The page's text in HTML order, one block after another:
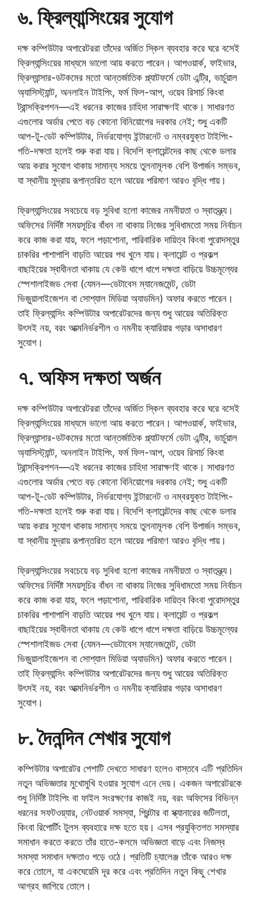
৬. ফ্রিল্যান্সিংয়ের সুযোগ
দক্ষ কম্পিউটার অপারেটররা তাঁদের অর্জিত স্কিল ব্যবহার করে ঘরে বসেই
ফ্রিল্যান্সিংয়ের মাধ্যমে ভালো আয় করতে পারেন। আপওয়ার্ক, ফাইভার,
ফ্রিল্যান্সার-ডটকমের মতো আন্তর্জাতিক প্ল্যাটফর্মে ডেটা এন্ট্রি, ভার্চুয়াল
অ্যাসিস্ট্যান্ট, অনলাইন টাইপিং, ফর্ম ফিল-আপ, ওয়েব রিসার্চ কিংবা
ট্রান্সক্রিপশন—এই ধরনের কাজের চাহিদা সারাক্ষণই থাকে। সাধারণত
এগুলোর অর্ডার পেতে বড় কোনো বিনিয়োগের দরকার নেই; শুধু একটি
আপ-টু-ডেট কম্পিউটার, নির্ভরযোগ্য ইন্টারনেট ও নম্বরযুক্ত টাইপিং-
গতি-দক্ষতা হলেই শুরু করা যায়। বিদেশি ক্লায়েন্টদের কাছ থেকে ডলার
আয় করার সুযোগ থাকায় সামান্য সময়ে তুলনামূলক বেশি উপার্জন সম্ভব,
যা স্থানীয় মুদ্রায় রূপান্তরিত হলে আয়ের পরিমাণ আরও বৃদ্ধি পায়।
ফ্রিল্যান্সিংয়ের সবচেয়ে বড় সুবিধা হলো কাজের নমনীয়তা ও স্বাতন্ত্র্য।
অফিসের নির্দিষ্ট সময়সূচির বাঁধন না থাকায় নিজের সুবিধামতো সময় নির্বাচন
করে কাজ করা যায়, ফলে পড়াশোনা, পারিবারিক দায়িত্ব কিংবা পুরোদস্তুর
চাকরির পাশাপাশি বাড়তি আয়ের পথ খুলে যায়। ক্লায়েন্ট ও প্রকল্প
বাছাইয়ের স্বাধীনতা থাকায় যে কেউ ধাপে ধাপে দক্ষতা বাড়িয়ে উচ্চমূল্যের
স্পেশালাইজড সেবা (যেমন—ডেটাবেস ম্যানেজমেন্ট, ডেটা
ভিজ়ুয়ালাইজেশন বা সোশ্যাল মিডিয়া অ্যাডমিন) অফার করতে পারেন।
তাই ফ্রিল্যান্সিং কম্পিউটার অপারেটরদের জন্য শুধু আয়ের অতিরিক্ত
উৎসই নয়, বরং আত্মনির্ভরশীল ও নমনীয় ক্যারিয়ার গড়ার অসাধারণ
সুযোগ।
৭. অফিস দক্ষতা অর্জন
দক্ষ কম্পিউটার অপারেটররা তাঁদের অর্জিত স্কিল ব্যবহার করে ঘরে বসেই
ফ্রিল্যান্সিংয়ের মাধ্যমে ভালো আয় করতে পারেন। আপওয়ার্ক, ফাইভার,
ফ্রিল্যান্সার-ডটকমের মতো আন্তর্জাতিক প্ল্যাটফর্মে ডেটা এন্ট্রি, ভার্চুয়াল
অ্যাসিস্ট্যান্ট, অনলাইন টাইপিং, ফর্ম ফিল-আপ, ওয়েব রিসার্চ কিংবা
ট্রান্সক্রিপশন—এই ধরনের কাজের চাহিদা সারাক্ষণই থাকে। সাধারণত
এগুলোর অর্ডার পেতে বড় কোনো বিনিয়োগের দরকার নেই; শুধু একটি
আপ-টু-ডেট কম্পিউটার, নির্ভরযোগ্য ইন্টারনেট ও নম্বরযুক্ত টাইপিং-
গতি-দক্ষতা হলেই শুরু করা যায়। বিদেশি ক্লায়েন্টদের কাছ থেকে ডলার
আয় করার সুযোগ থাকায় সামান্য সময়ে তুলনামূলক বেশি উপার্জন সম্ভব,
যা স্থানীয় মুদ্রায় রূপান্তরিত হলে আয়ের পরিমাণ আরও বৃদ্ধি পায়।
ফ্রিল্যান্সিংয়ের সবচেয়ে বড় সুবিধা হলো কাজের নমনীয়তা ও স্বাতন্ত্র্য।
অফিসের নির্দিষ্ট সময়সূচির বাঁধন না থাকায় নিজের সুবিধামতো সময় নির্বাচন
করে কাজ করা যায়, ফলে পড়াশোনা, পারিবারিক দায়িত্ব কিংবা পুরোদস্তুর
চাকরির পাশাপাশি বাড়তি আয়ের পথ খুলে যায়। ক্লায়েন্ট ও প্রকল্প
বাছাইয়ের স্বাধীনতা থাকায় যে কেউ ধাপে ধাপে দক্ষতা বাড়িয়ে উচ্চমূল্যের
স্পেশালাইজড সেবা (যেমন—ডেটাবেস ম্যানেজমেন্ট, ডেটা
ভিজ়ুয়ালাইজেশন বা সোশ্যাল মিডিয়া অ্যাডমিন) অফার করতে পারেন।
তাই ফ্রিল্যান্সিং কম্পিউটার অপারেটরদের জন্য শুধু আয়ের অতিরিক্ত
উৎসই নয়, বরং আত্মনির্ভরশীল ও নমনীয় ক্যারিয়ার গড়ার অসাধারণ
সুযোগ।
৮. দৈনন্দিন শেখার সুযোগ
কম্পিউটার অপারেটর পেশাটি দেখতে সাধারণ হলেও বাস্তবে এটি প্রতিদিন
নতুন অভিজ্ঞতার মুখোমুখি হওয়ার সুযোগ এনে দেয়। একজন অপারেটরকে
শুধু নির্দিষ্ট টাইপিং বা ফাইল সংরক্ষণের কাজই নয়, বরং অফিসের বিভিন্ন
ধরনের সফটওয়্যার, নেটওয়ার্ক সমস্যা, প্রিন্টার বা স্ক্যানারের জটিলতা,
কিংবা রিপোর্টিং টুলস ব্যবহারে দক্ষ হতে হয়। এসব প্রযুক্তিগত সমস্যার
সমাধান করতে করতে তাঁর হাতে-কলমে অভিজ্ঞতা বাড়ে এবং নিজস্ব
সমস্যা সমাধান দক্ষতাও গড়ে ওঠে। প্রতিটি চ্যালেঞ্জ তাঁকে আরও দক্ষ
করে তোলে, যা একঘেয়েমি দূর করে এবং প্রতিদিন নতুন কিছু শেখার
আগ্রহ জাগিয়ে তোলে।